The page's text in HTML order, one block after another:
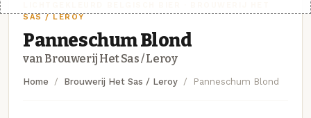
SAS / LEROY
Panneschum Blond
van Brouwerij Het Sas / Leroy
Home Brouwerij Het Sas / Leroy Panneschum Blond